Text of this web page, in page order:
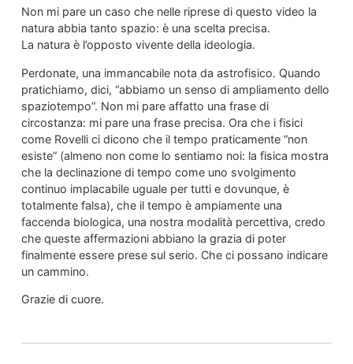
Non mi pare un caso che nelle riprese di questo video la
natura abbia tanto spazio: è una scelta precisa.
La natura è l’opposto vivente della ideologia.
Perdonate, una immancabile nota da astrofisico. Quando
pratichiamo, dici, “abbiamo un senso di ampliamento dello
spaziotempo”. Non mi pare affatto una frase di
circostanza: mi pare una frase precisa. Ora che i fisici
come Rovelli ci dicono che il tempo praticamente “non
esiste” (almeno non come lo sentiamo noi: la fisica mostra
che la declinazione di tempo come uno svolgimento
continuo implacabile uguale per tutti e dovunque, è
totalmente falsa), che il tempo è ampiamente una
faccenda biologica, una nostra modalità percettiva, credo
che queste affermazioni abbiano la grazia di poter
finalmente essere prese sul serio. Che ci possano indicare
un cammino.
Grazie di cuore.